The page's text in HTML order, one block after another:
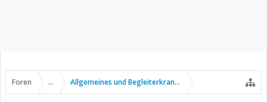
Foren ... Allgemeines und Begleiterkrankungen